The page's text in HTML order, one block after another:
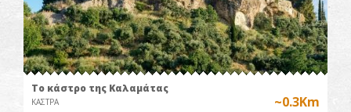
Το κάστρο της Καλαμάτας
ΚΑΣΤΡΑ ~0.3Km